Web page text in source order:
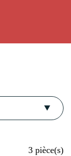
3 pièce(s)